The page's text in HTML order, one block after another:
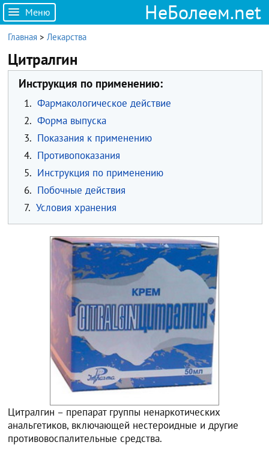
Меню НеБолеем.net
Главная >Лекарства
Цитралгин
Инструкция по применению:
1. Фармакологическое действие
2. Форма выпуска
3. Показания к применению
4. Противопоказания
5. Инструкция по применению
6. Побочные действия
7. Условия хранения
Цитралгин – препарат группы ненаркотических
анальгетиков, включающей нестероидные и другие
противовоспалительные средства.